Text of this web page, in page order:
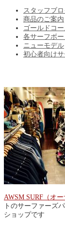
スタッフブ
商品のご案内
ゴールドコ
各サーフボ
ニューモデル
初心者向け
AWSM SURF（オー
トのサーファーズ
ショップです